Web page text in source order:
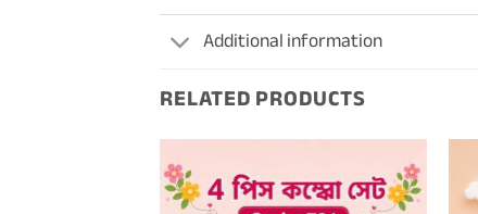
Additional information
RELATED PRODUCTS